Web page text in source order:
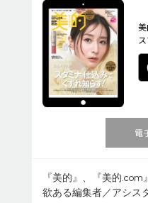
電
『美的』、『美的
欲ある編集者／アシス